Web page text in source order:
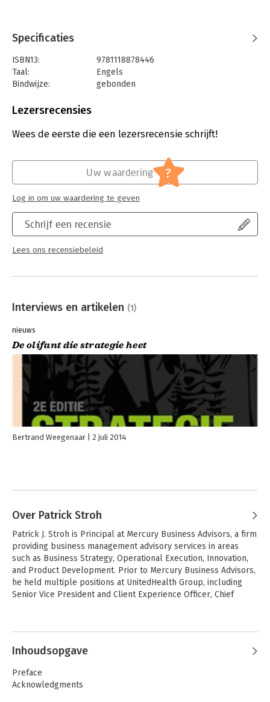
Specificaties
ISBN13:
9781118878446
Taal:
Engels
Bindwijze:
gebonden
Uitgever:
Verschijningsdatum:
20-5-2014
Strategisch management
Lezersrecensies
Wees de eerste die een lezersrecensie schrijft!
Schrijf een recensie
Lees ons recensiebeleid
Uw waardering ?
Log in om uw waardering te geven
Interviews en artikelen (1)
nieuws
De olifant die strategie heet
Bertrand Weegenaar 2 juli 2014
Over Patrick Stroh
Patrick J. Stroh is Principal at Mercury Business Advisors, a firm
providing business management advisory services in areas
such as Business Strategy, Operational Execution, Innovation,
and Product Development. Prior to Mercury Business Advisors,
he held multiple positions at UnitedHealth Group, including
Senior Vice President and Client Experience Officer, Chief
Director of Enterprise Risk Management.
Inhoudsopgave
Preface
Acknowledgments